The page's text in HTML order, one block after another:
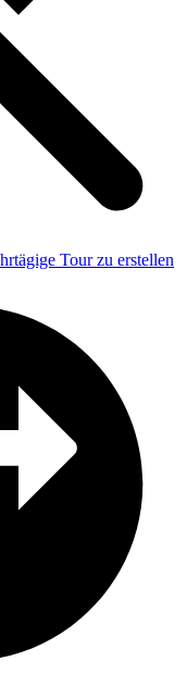
Tour zu erstellen